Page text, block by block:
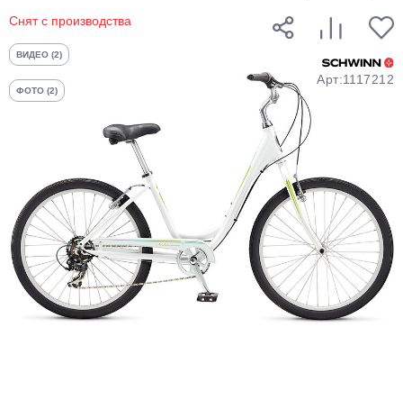
Снят с производства
ВИДЕО (2)
ФОТО (2)
Арт:1117212
График платежей
Добавляйте товары
в корзину
Оплачивайте сегодня только
25% картой любого банка